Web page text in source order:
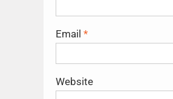
Email *
Website